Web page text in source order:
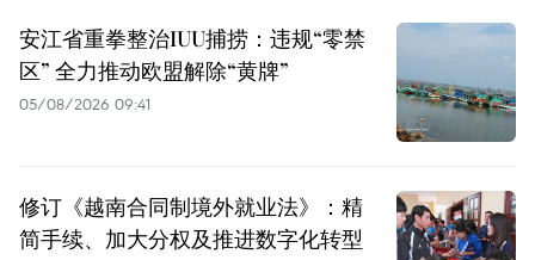
安江省重拳整治IUU捕捞：违规“零禁
区” 全力推动欧盟解除“黄牌”
05/08/2026 09:41
修订《越南合同制境外就业法》：精
简手续、加大分权及推进数字化转型